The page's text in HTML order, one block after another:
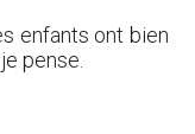
enfants ont bien
pense.